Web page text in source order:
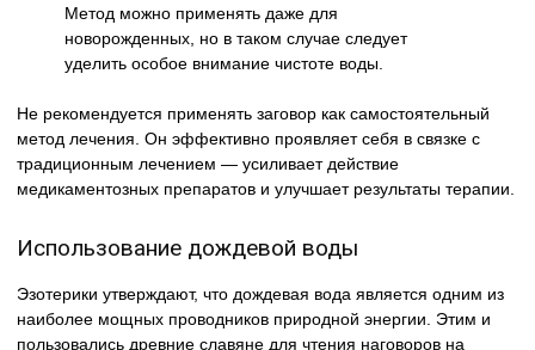
Метод можно применять даже для
новорожденных, но в таком случае следует
уделить особое внимание чистоте воды.
Не рекомендуется применять заговор как самостоятельный
метод лечения. Он эффективно проявляет себя в связке с
традиционным лечением — усиливает действие
медикаментозных препаратов и улучшает результаты терапии.
Использование дождевой воды
Эзотерики утверждают, что дождевая вода является одним из
наиболее мощных проводников природной энергии. Этим и
пользовались древние славяне для чтения наговоров на